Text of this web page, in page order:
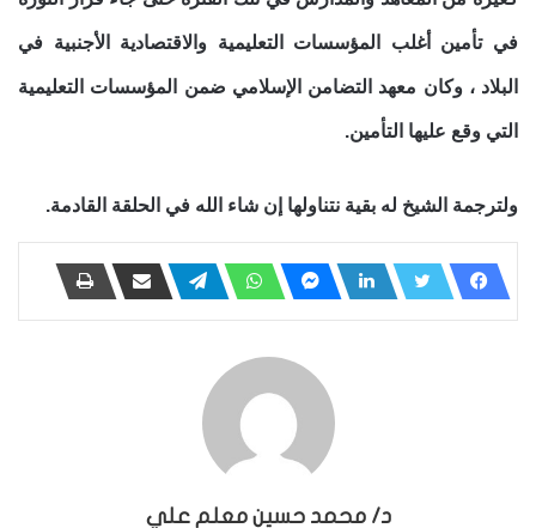
في تأمين أغلب المؤسسات التعليمية والاقتصادية الأجنبية في
البلاد ، وكان معهد التضامن الإسلامي ضمن المؤسسات التعليمية
التي وقع عليها التأمين.
ولترجمة الشيخ له بقية نتناولها إن شاء الله في الحلقة القادمة.
د/ محمد حسين معلم علي